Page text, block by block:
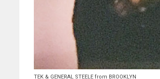
TEK & GENERAL STEELE from BROOKLYN